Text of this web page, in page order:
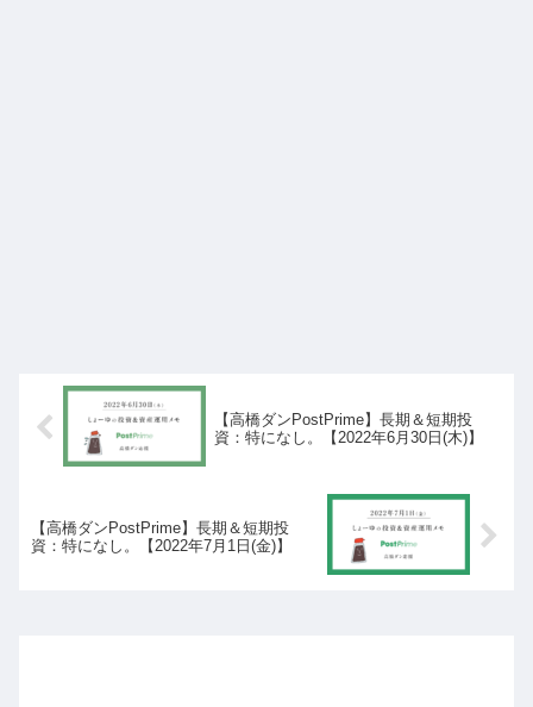
【高橋ダンPostPrime】長期＆短期投
資：特になし。【2022年6月30日(木)】
【高橋ダンPostPrime】長期＆短期投
資：特になし。【2022年7月1日(金)】